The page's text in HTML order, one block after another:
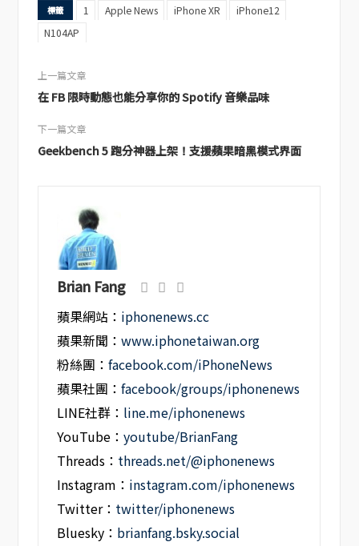
標籤 1 Apple News iPhone XR
iPhone12
N104AP
上一篇文章
在 FB 限時動態也能分享你的 Spotify 音樂品味
下一篇文章
Geekbench 5 跑分神器上架！支援蘋果暗黑模式界面
Brian Fang
蘋果網站： iphonenews.cc
蘋果新聞：www.iphonetaiwan.org
粉絲團：facebook.com/iPhoneNews
蘋果社團：facebook/groups/iphonenews
LINE社群： line.me/iphonenews
YouTube：youtube/BrianFang
Threads： threads.net/@iphonenews
Instagram： instagram.com/iphonenews
Twitter： twitter/iphonenews
Bluesky： brianfang.bsky.social